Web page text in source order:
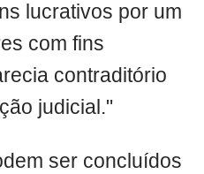
lucrativos por um
com fins
contraditório
judicial."
ser concluídos